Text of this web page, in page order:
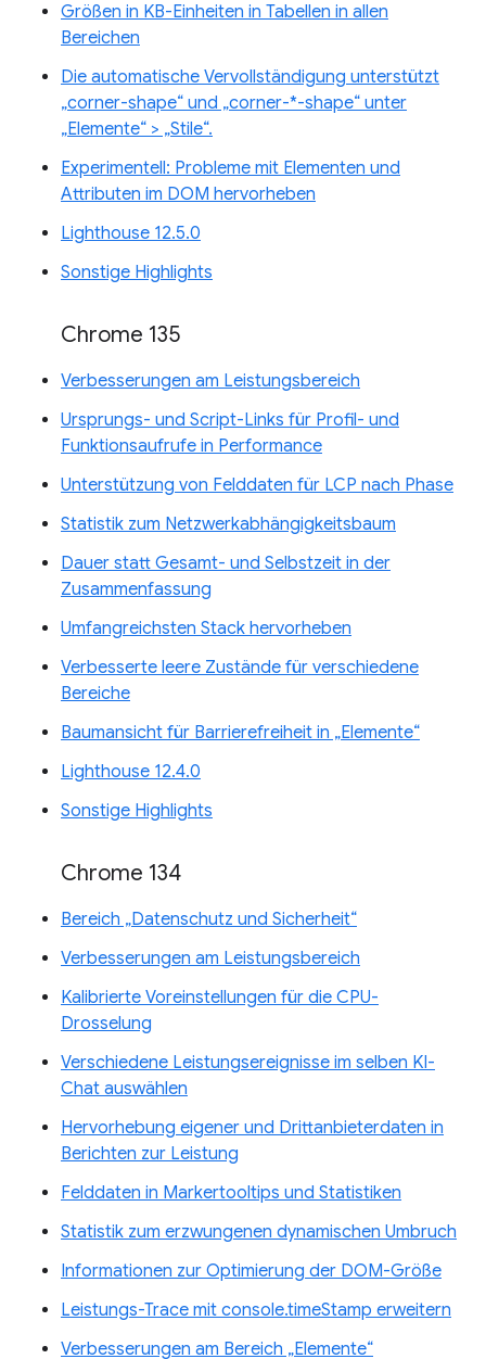
Größen in KB-Einheiten in Tabellen in allen
Bereichen
Die automatische Vervollständigung unterstützt
„corner-shape“ und „corner-*-shape“ unter
„Elemente“ > „Stile“.
Experimentell: Probleme mit Elementen und
Attributen im DOM hervorheben
Lighthouse 12.5.0
Sonstige Highlights
Chrome 135
Verbesserungen am Leistungsbereich
Ursprungs- und Script-Links für Profil- und
Funktionsaufrufe in Performance
Unterstützung von Felddaten für LCP nach Phase
Statistik zum Netzwerkabhängigkeitsbaum
Dauer statt Gesamt- und Selbstzeit in der
Zusammenfassung
Umfangreichsten Stack hervorheben
Verbesserte leere Zustände für verschiedene
Bereiche
Baumansicht für Barrierefreiheit in „Elemente“
Lighthouse 12.4.0
Sonstige Highlights
Chrome 134
Bereich „Datenschutz und Sicherheit“
Verbesserungen am Leistungsbereich
Kalibrierte Voreinstellungen für die CPU-
Drosselung
Verschiedene Leistungsereignisse im selben KI-
Chat auswählen
Hervorhebung eigener und Drittanbieterdaten in
Berichten zur Leistung
Felddaten in Markertooltips und Statistiken
Statistik zum erzwungenen dynamischen Umbruch
Informationen zur Optimierung der DOM-Größe
Leistungs-Trace mit console.timeStamp erweitern
Verbesserungen am Bereich „Elemente“